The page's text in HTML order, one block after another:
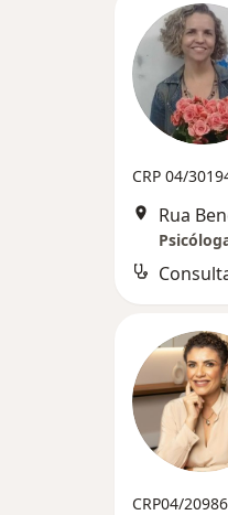
CRP 04/
CRP04/20986